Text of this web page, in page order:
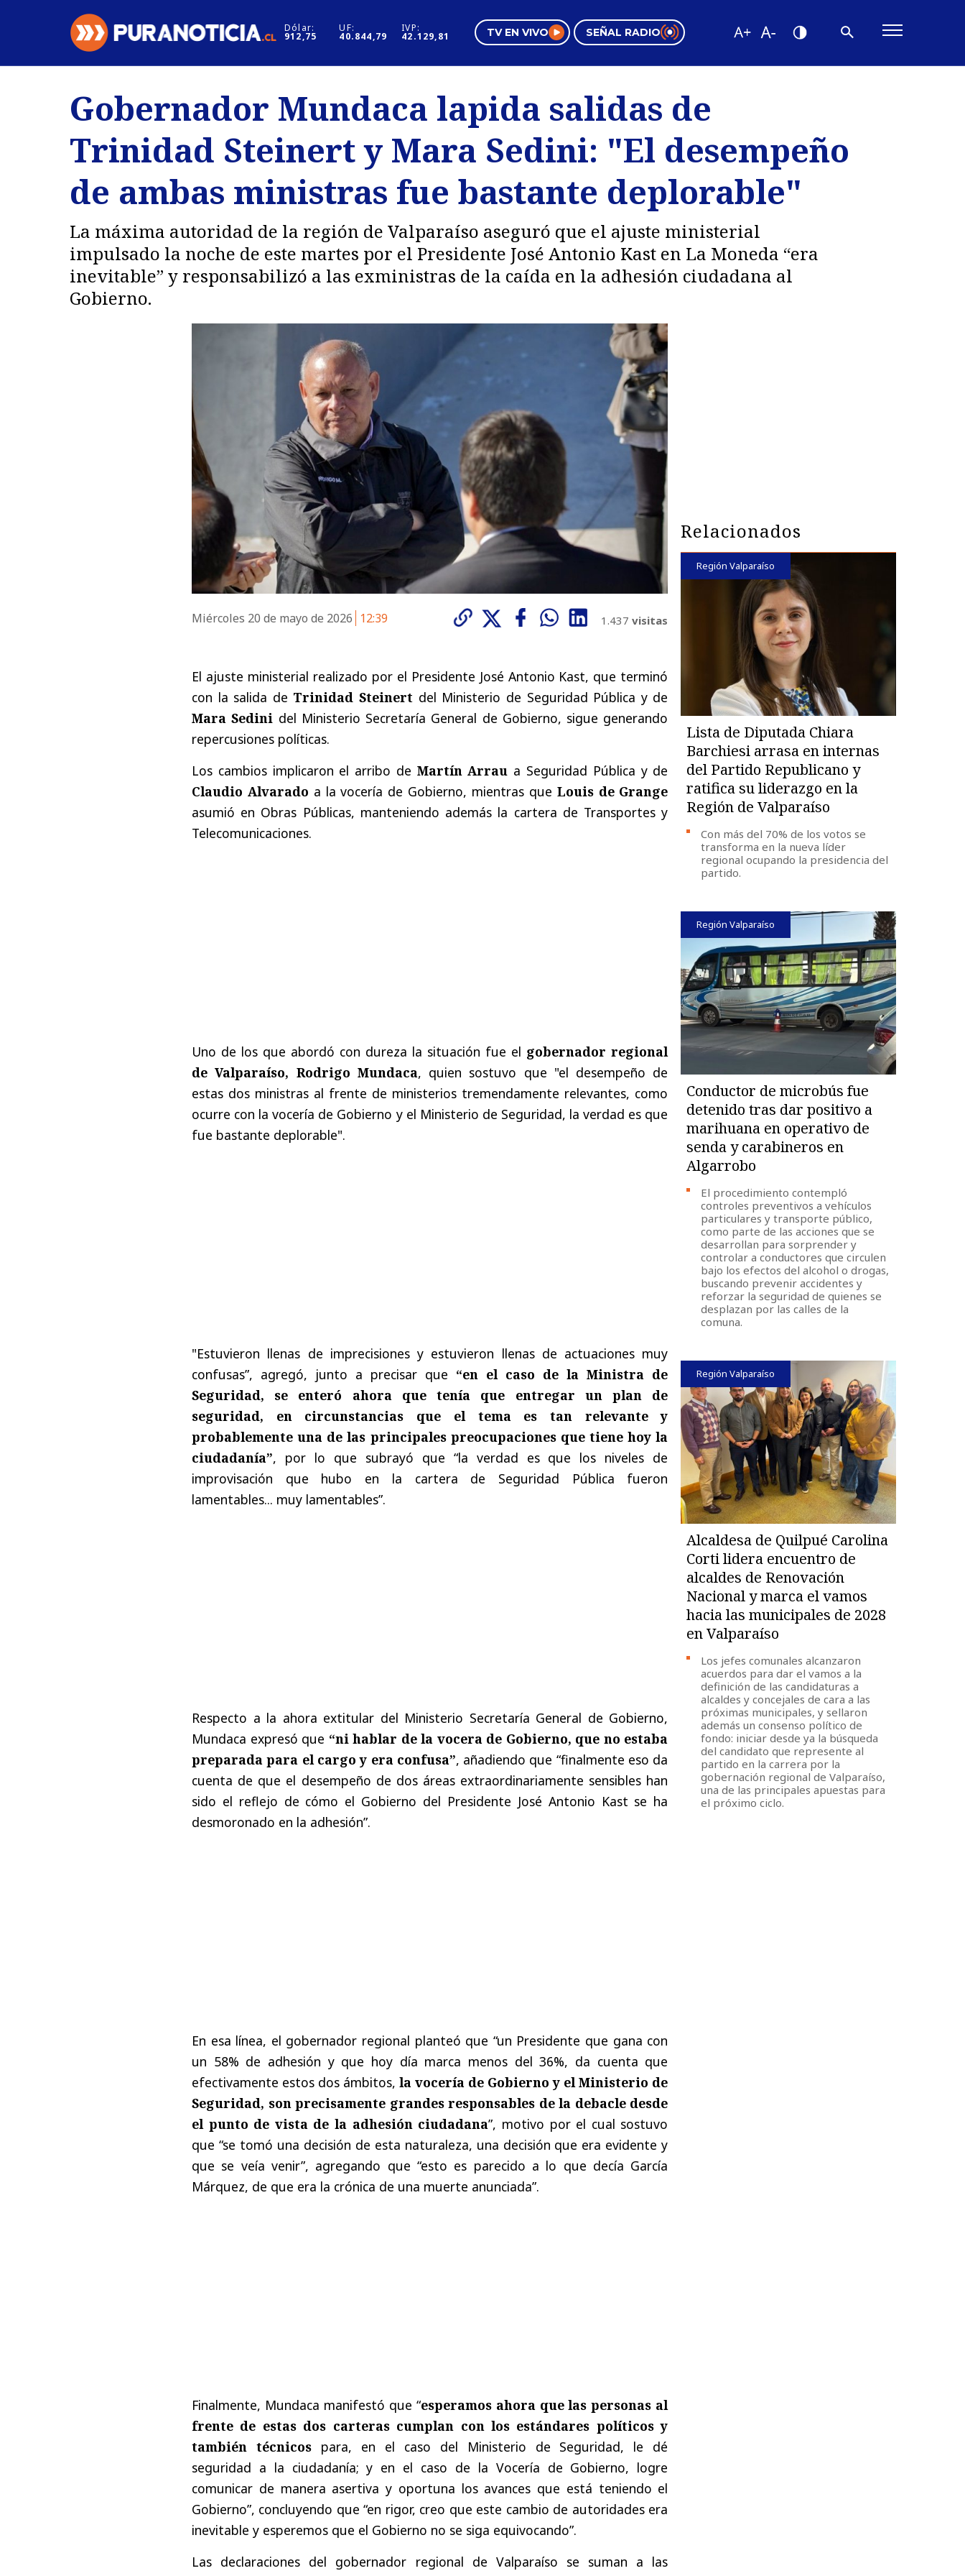
Dólar:
912,75
UF:
40.844,79
IVP:
42.129,81 TV EN VIVO SEÑAL RADIO
Regiones
Deportes
Internacional
Motores
Negocios
Pura Mujer
Tendencias
Videos
Gobernador Mundaca lapida salidas de
Trinidad Steinert y Mara Sedini: "El desempeño
de ambas ministras fue bastante deplorable"
La máxima autoridad de la región de Valparaíso aseguró que el ajuste ministerial
impulsado la noche de este martes por el Presidente José Antonio Kast en La Moneda “era
inevitable” y responsabilizó a las exministras de la caída en la adhesión ciudadana al
Gobierno.
Miércoles 20 de mayo de 2026 12:39 1.437 visitas
El ajuste ministerial realizado por el Presidente José Antonio Kast, que terminó
con la salida de Trinidad Steinert del Ministerio de Seguridad Pública y de
Mara Sedini del Ministerio Secretaría General de Gobierno, sigue generando
repercusiones políticas.
Los cambios implicaron el arribo de Martín Arrau a Seguridad Pública y de
Claudio Alvarado a la vocería de Gobierno, mientras que Louis de Grange
asumió en Obras Públicas, manteniendo además la cartera de Transportes y
Telecomunicaciones.
Uno de los que abordó con dureza la situación fue el gobernador regional
de Valparaíso, Rodrigo Mundaca, quien sostuvo que "el desempeño de
estas dos ministras al frente de ministerios tremendamente relevantes, como
ocurre con la vocería de Gobierno y el Ministerio de Seguridad, la verdad es que
fue bastante deplorable".
"Estuvieron llenas de imprecisiones y estuvieron llenas de actuaciones muy
confusas”, agregó, junto a precisar que “en el caso de la Ministra de
Seguridad, se enteró ahora que tenía que entregar un plan de
seguridad, en circunstancias que el tema es tan relevante y
probablemente una de las principales preocupaciones que tiene hoy la
ciudadanía”, por lo que subrayó que “la verdad es que los niveles de
improvisación que hubo en la cartera de Seguridad Pública fueron
lamentables... muy lamentables”.
Respecto a la ahora extitular del Ministerio Secretaría General de Gobierno,
Mundaca expresó que “ni hablar de la vocera de Gobierno, que no estaba
preparada para el cargo y era confusa”, añadiendo que “finalmente eso da
cuenta de que el desempeño de dos áreas extraordinariamente sensibles han
sido el reflejo de cómo el Gobierno del Presidente José Antonio Kast se ha
desmoronado en la adhesión”.
En esa línea, el gobernador regional planteó que “un Presidente que gana con
un 58% de adhesión y que hoy día marca menos del 36%, da cuenta que
efectivamente estos dos ámbitos,la vocería de Gobierno y el Ministerio de
Seguridad, son precisamente grandes responsables de la debacle desde
el punto de vista de la adhesión ciudadana”, motivo por el cual sostuvo
que “se tomó una decisión de esta naturaleza, una decisión que era evidente y
que se veía venir”, agregando que “esto es parecido a lo que decía García
Márquez, de que era la crónica de una muerte anunciada”.
Finalmente, Mundaca manifestó que “esperamos ahora que las personas al
frente de estas dos carteras cumplan con los estándares políticos y
también técnicospara, en el caso del Ministerio de Seguridad, le dé
seguridad a la ciudadanía; y en el caso de la Vocería de Gobierno, logre
comunicar de manera asertiva y oportuna los avances que está teniendo el
Gobierno”, concluyendo que “en rigor, creo que este cambio de autoridades era
inevitable y esperemos que el Gobierno no se siga equivocando”.
Las declaraciones del gobernador regional de Valparaíso se suman a las
Relacionados
Región Valparaíso
Lista de Diputada Chiara
Barchiesi arrasa en internas
del Partido Republicano y
ratifica su liderazgo en la
Región de Valparaíso
Con más del 70% de los votos se
transforma en la nueva líder
regional ocupando la presidencia del
partido.
Región Valparaíso
Conductor de microbús fue
detenido tras dar positivo a
marihuana en operativo de
senda y carabineros en
Algarrobo
El procedimiento contempló
controles preventivos a vehículos
particulares y transporte público,
como parte de las acciones que se
desarrollan para sorprender y
controlar a conductores que circulen
bajo los efectos del alcohol o drogas,
buscando prevenir accidentes y
reforzar la seguridad de quienes se
desplazan por las calles de la
comuna.
Región Valparaíso
Alcaldesa de Quilpué Carolina
Corti lidera encuentro de
alcaldes de Renovación
Nacional y marca el vamos
hacia las municipales de 2028
en Valparaíso
Los jefes comunales alcanzaron
acuerdos para dar el vamos a la
definición de las candidaturas a
alcaldes y concejales de cara a las
próximas municipales, y sellaron
además un consenso político de
fondo: iniciar desde ya la búsqueda
del candidato que represente al
partido en la carrera por la
gobernación regional de Valparaíso,
una de las principales apuestas para
el próximo ciclo.